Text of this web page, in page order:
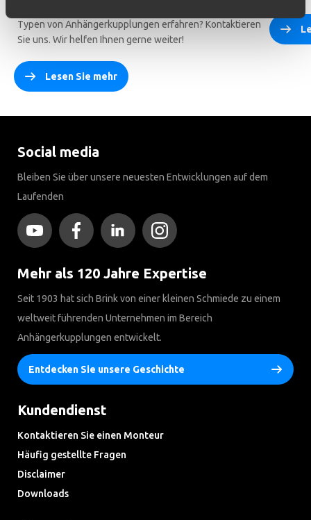
Typen von Anhängerkupplungen erfahren? Kontaktieren
Sie uns. Wir helfen Ihnen gerne weiter!
Lesen Sie mehr
Social media
Bleiben Sie über unsere neuesten Entwicklungen auf dem
Laufenden
Mehr als 120 Jahre Expertise
Seit 1903 hat sich Brink von einer kleinen Schmiede zu einem
weltweit führenden Unternehmen im Bereich
Anhängerkupplungen entwickelt.
Entdecken Sie unsere Geschichte
Kundendienst
Kontaktieren Sie einen Monteur
Häufig gestellte Fragen
Disclaimer
Downloads